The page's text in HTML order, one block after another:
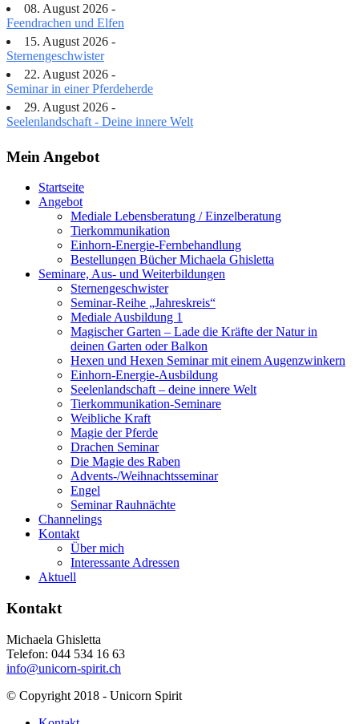
08. August 2026 -
Feendrachen und Elfen
15. August 2026 -
Sternengeschwister
22. August 2026 -
Seminar in einer Pferdeherde
29. August 2026 -
Seelenlandschaft - Deine innere Welt
Mein Angebot
Startseite
Angebot
Mediale Lebensberatung / Einzelberatung
Tierkommunikation
Einhorn-Energie-Fernbehandlung
Bestellungen Bücher Michaela Ghisletta
Seminare, Aus- und Weiterbildungen
Sternengeschwister
Seminar-Reihe „Jahreskreis“
Mediale Ausbildung 1
Magischer Garten – Lade die Kräfte der Natur in
deinen Garten oder Balkon
Hexen und Hexen Seminar mit einem Augenzwinkern
Einhorn-Energie-Ausbildung
Seelenlandschaft – deine innere Welt
Tierkommunikation-Seminare
Weibliche Kraft
Magie der Pferde
Drachen Seminar
Die Magie des Raben
Advents-/Weihnachtsseminar
Engel
Seminar Rauhnächte
Channelings
Kontakt
Über mich
Interessante Adressen
Aktuell
Kontakt
Michaela Ghisletta
Telefon: 044 534 16 63
info@unicorn-spirit.ch
© Copyright 2018 - Unicorn Spirit